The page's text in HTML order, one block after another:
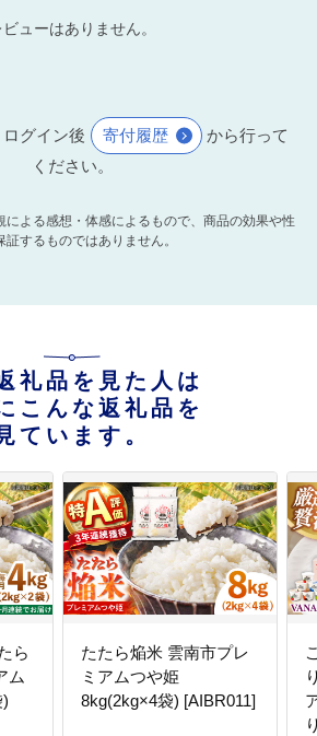
ビューはありません。
グイン後 寄付履歴
から行って
ください。
よる感想・体感によるもので、商品の効果や性
証するものではありません。
礼品を見た人は
こんな返礼品を
ています。
ら
ム
たたら焔米 雲南市プレ
ミアムつや姫
8kg(2kg×4袋) [AIBR011]